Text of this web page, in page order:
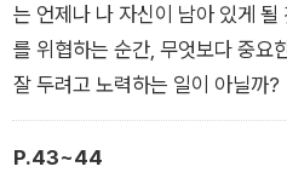
는 언제나 나 자신이 남아 있게 될
를 위협하는 순간, 무엇보다 중요
잘 두려고 노력하는 일이 아닐까?
P.43~44